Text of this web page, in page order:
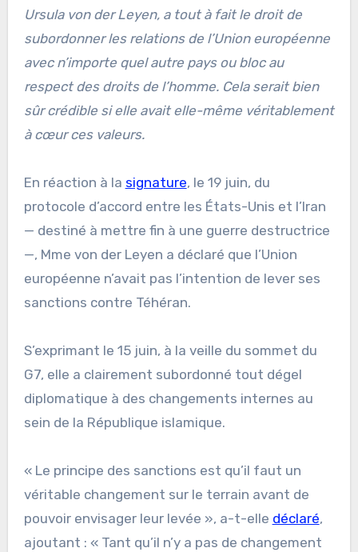
Ursula von der Leyen, a tout à fait le droit de
subordonner les relations de l’Union européenne
avec n’importe quel autre pays ou bloc au
respect des droits de l’homme. Cela serait bien
sûr crédible si elle avait elle-même véritablement
à cœur ces valeurs.
En réaction à la signature, le 19 juin, du
protocole d’accord entre les États-Unis et l’Iran
— destiné à mettre fin à une guerre destructrice
—, Mme von der Leyen a déclaré que l’Union
européenne n’avait pas l’intention de lever ses
sanctions contre Téhéran.
S’exprimant le 15 juin, à la veille du sommet du
G7, elle a clairement subordonné tout dégel
diplomatique à des changements internes au
sein de la République islamique.
« Le principe des sanctions est qu’il faut un
véritable changement sur le terrain avant de
pouvoir envisager leur levée », a-t-elle déclaré,
ajoutant : « Tant qu’il n’y a pas de changement